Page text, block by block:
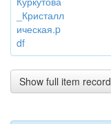
_Кристалл
ическая.p
df
Show full item record